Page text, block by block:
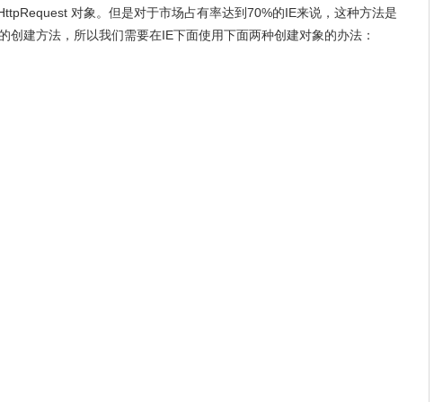
对象。但是对于市场占有率达到70%的IE来说，这种方法是
创建方法，所以我们需要在IE下面使用下面两种创建对象的办法：